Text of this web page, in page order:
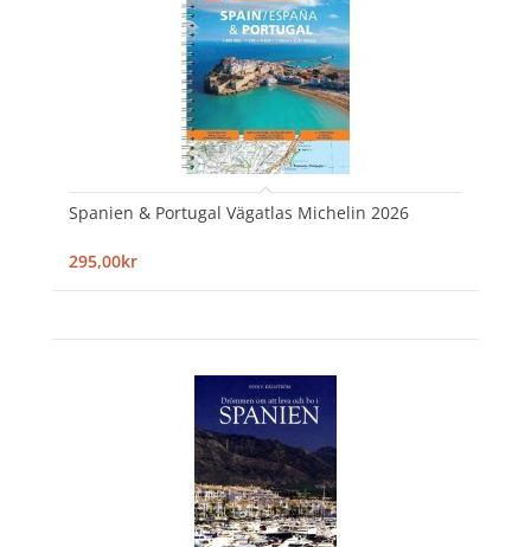
Spanien & Portugal Vägatlas Michelin 2026
295,00kr